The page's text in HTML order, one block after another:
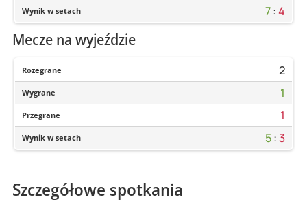
Wynik w setach 7:4
Mecze na wyjeździe
Rozegrane 2
Wygrane 1
Przegrane 1
Wynik w setach 5:3
Szczegółowe spotkania